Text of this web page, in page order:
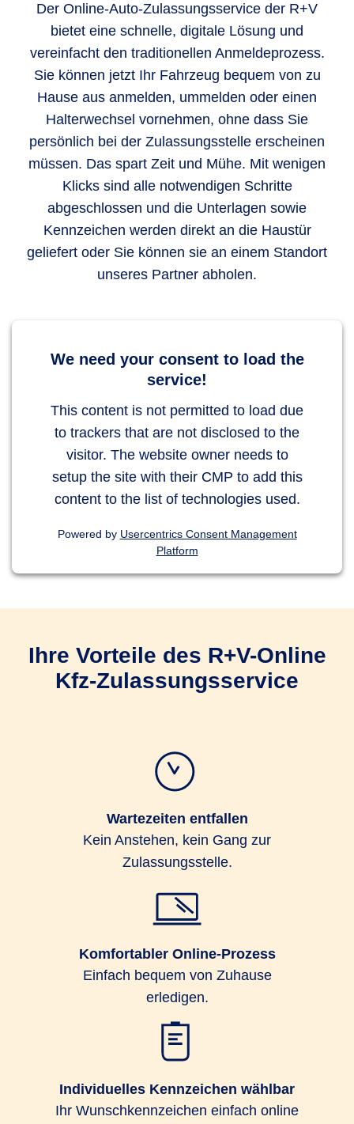
Der Online-Auto-Zulassungsservice der R+V
bietet eine schnelle, digitale Lösung und
vereinfacht den traditionellen Anmeldeprozess.
Sie können jetzt Ihr Fahrzeug bequem von zu
Hause aus anmelden, ummelden oder einen
Halterwechsel vornehmen, ohne dass Sie
persönlich bei der Zulassungsstelle erscheinen
müssen. Das spart Zeit und Mühe. Mit wenigen
Klicks sind alle notwendigen Schritte
abgeschlossen und die Unterlagen sowie
Kennzeichen werden direkt an die Haustür
geliefert oder Sie können sie an einem Standort
unseres Partner abholen.
We need your consent to load the
service!
This content is not permitted to load due
to trackers that are not disclosed to the
visitor. The website owner needs to
setup the site with their CMP to add this
content to the list of technologies used.
Powered by Usercentrics Consent Management
Platform
Ihre Vorteile des R+V-Online
Kfz-Zulassungsservice
Wartezeiten entfallen
Kein Anstehen, kein Gang zur
Zulassungsstelle.
Komfortabler Online-Prozess
Einfach bequem von Zuhause
erledigen.
Individuelles Kennzeichen wählbar
Ihr Wunschkennzeichen einfach online